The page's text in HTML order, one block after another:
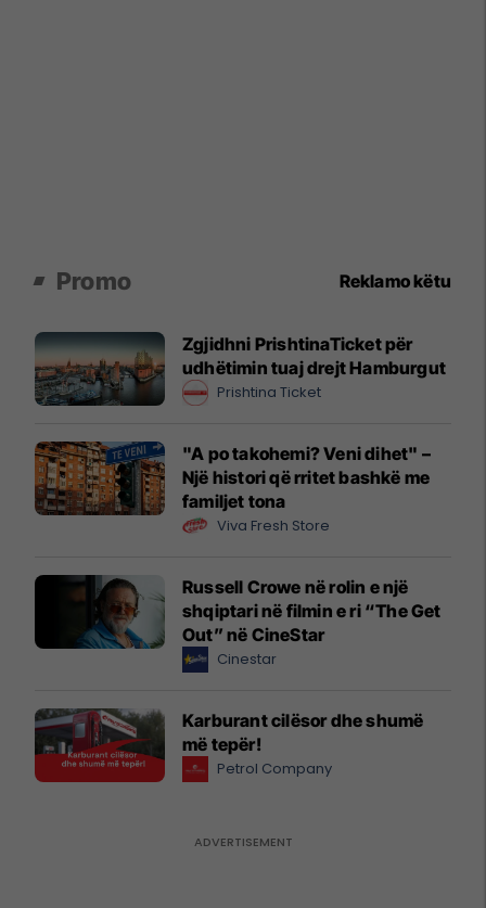
Promo Reklamo këtu
Zgjidhni PrishtinaTicket për
udhëtimin tuaj drejt Hamburgut
Prishtina Ticket
"A po takohemi? Veni dihet" –
Një histori që rritet bashkë me
familjet tona
Viva Fresh Store
Russell Crowe në rolin e një
shqiptari në filmin e ri “The Get
Out” në CineStar
Cinestar
Karburant cilësor dhe shumë
më tepër!
Petrol Company